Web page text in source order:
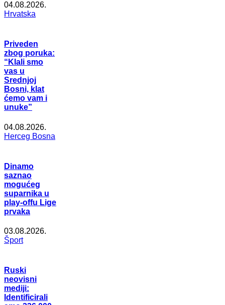
04.08.2026.
Hrvatska
Priveden
zbog poruka:
“Klali smo
vas u
Srednjoj
Bosni, klat
ćemo vam i
unuke”
04.08.2026.
Herceg Bosna
Dinamo
saznao
mogućeg
suparnika u
play-offu Lige
prvaka
03.08.2026.
Šport
Ruski
neovisni
mediji:
Identificirali